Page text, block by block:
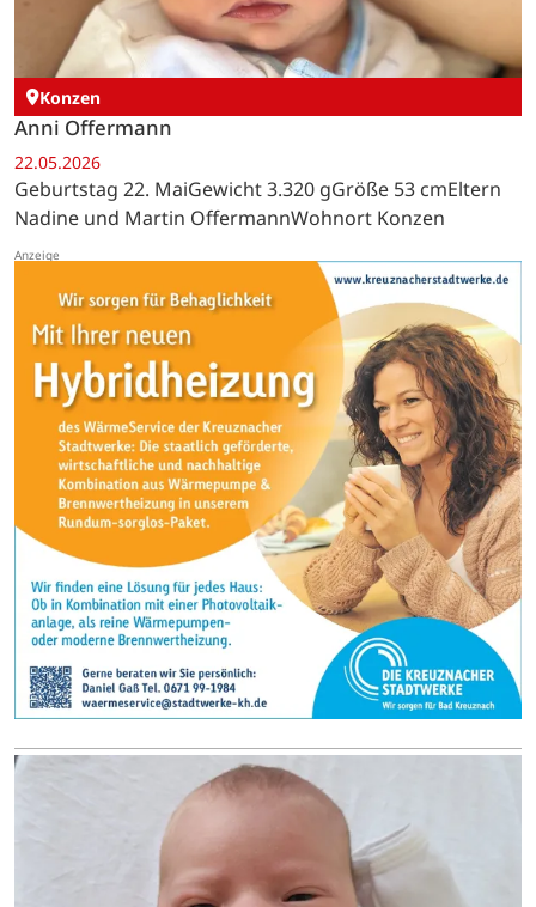
Konzen
Anni Offermann
22.05.2026
Geburtstag 22. MaiGewicht 3.320 gGröße 53 cmEltern
Nadine und Martin OffermannWohnort Konzen